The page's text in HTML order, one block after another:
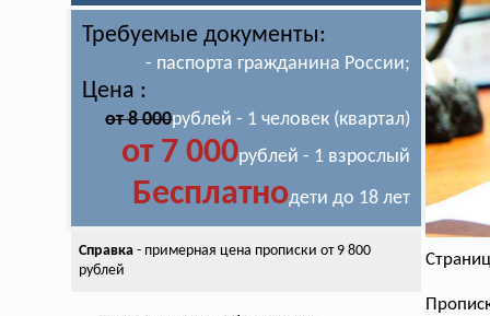
Требуемые документы:
- паспорта гражданина России;
Цена :
от 8 000рублей - 1 человек (квартал)
от 7 000рублей - 1 взрослый
Бесплатнодети до 18 лет
Справка- примерная цена прописки от 9 800
рублей